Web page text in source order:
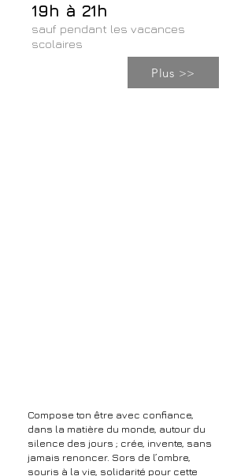
19h à 21h
sauf pendant les vacances
scolaires
Plus >>
Compose ton être avec confiance,
dans la matière du monde, autour du
silence des jours ; crée, invente, sans
jamais renoncer. Sors de l’ombre,
souris à la vie, solidarité pour cette